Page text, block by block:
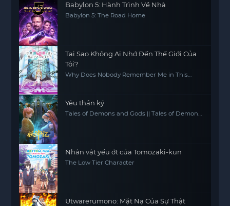
Babylon 5: Hành Trình Về Nhà
Babylon 5: The Road Home
Tại Sao Không Ai Nhớ Đến Thế Giới Của
Tôi?
Why Does Nobody Remember Me in This
Yêu thần ký
Tales of Demons and Gods || Tales of Demon
Nhân vật yếu ớt của Tomozaki-kun
The Low Tier Character
Utwarerumono: Mặt Nạ Của Sự Thật